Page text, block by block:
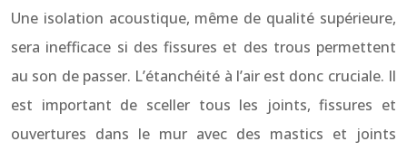
Une isolation acoustique, même de qualité supérieure,
sera inefficace si des fissures et des trous permettent
au son de passer. L’étanchéité à l’air est donc cruciale. Il
est important de sceller tous les joints, fissures et
ouvertures dans le mur avec des mastics et joints